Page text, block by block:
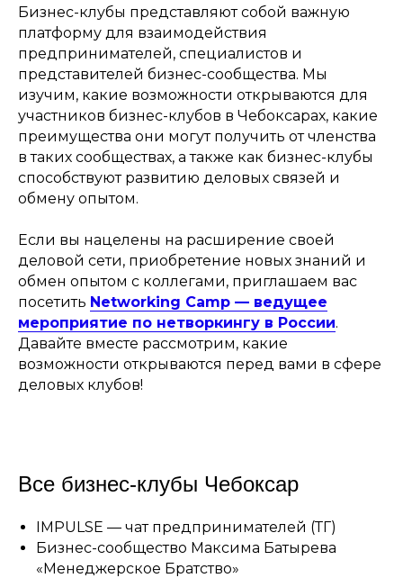
Бизнес-клубы представляют собой важную
платформу для взаимодействия
предпринимателей, специалистов и
представителей бизнес-сообщества. Мы
изучим, какие возможности открываются для
участников бизнес-клубов в Чебоксарах, какие
преимущества они могут получить от членства
в таких сообществах, а также как бизнес-клубы
способствуют развитию деловых связей и
обмену опытом.
Если вы нацелены на расширение своей
деловой сети, приобретение новых знаний и
обмен опытом с коллегами, приглашаем вас
посетить Networking Camp — ведущее
мероприятие по нетворкингу в России.
Давайте вместе рассмотрим, какие
возможности открываются перед вами в сфере
деловых клубов!
Все бизнес-клубы Чебоксар
IMPULSE — чат предпринимателей (ТГ)
Бизнес-сообщество Максима Батырева
«Менеджерское Братство»